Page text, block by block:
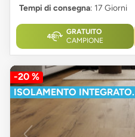
Tempi di consegna: 17 Giorni
GRATUITO
CAMPIONE
-20 %
ISOLAMENTO INTEGRATO.